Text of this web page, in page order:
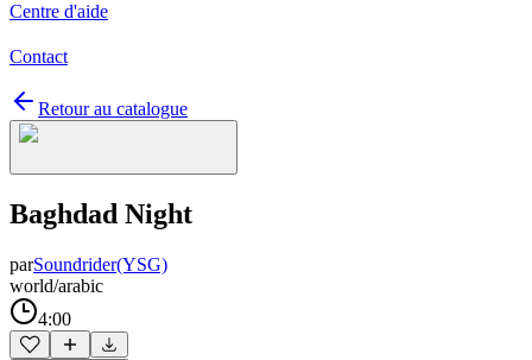
Centre d'aide
Contact
Retour au catalogue
Baghdad Night
parSoundrider(YSG)
world/arabic
4:00